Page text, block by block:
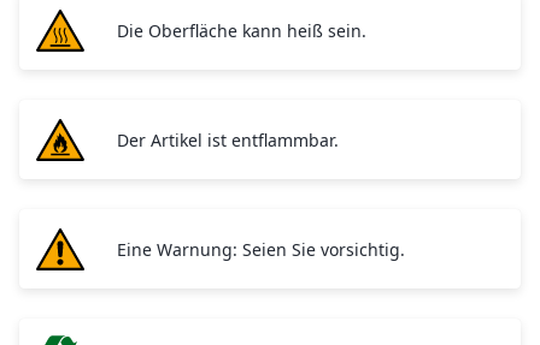
Die Oberfläche kann heiß sein.
Der Artikel ist entflammbar.
Eine Warnung: Seien Sie vorsichtig.